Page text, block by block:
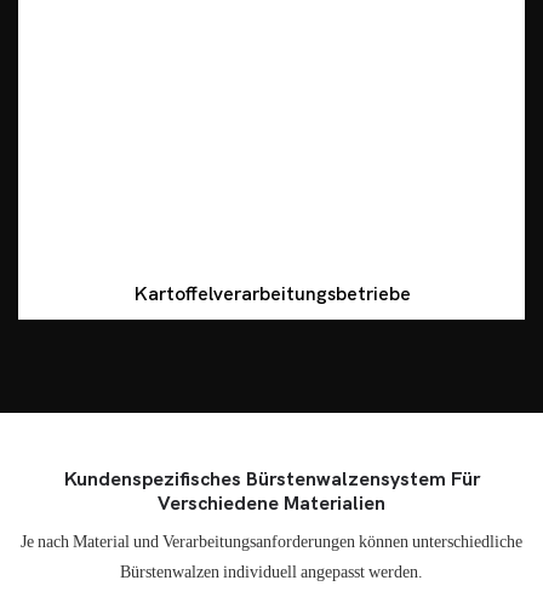
Kartoffelverarbeitungsbetriebe
Kundenspezifisches Bürstenwalzensystem Für
Verschiedene Materialien
Je nach Material und Verarbeitungsanforderungen können unterschiedliche
Bürstenwalzen individuell angepasst werden.